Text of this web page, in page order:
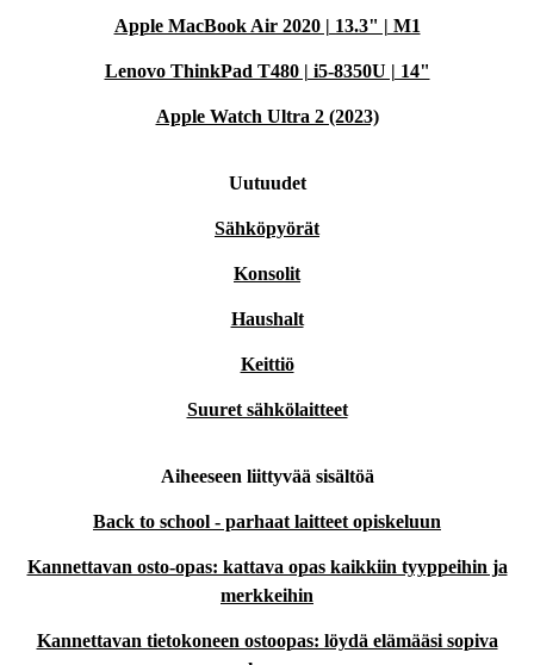
Apple MacBook Air 2020 | 13.3" | M1
Lenovo ThinkPad T480 | i5-8350U | 14"
Apple Watch Ultra 2 (2023)
Uutuudet
Sähköpyörät
Konsolit
Haushalt
Keittiö
Suuret sähkölaitteet
Aiheeseen liittyvää sisältöä
Back to school - parhaat laitteet opiskeluun
Kannettavan osto-opas: kattava opas kaikkiin tyyppeihin ja
merkkeihin
Kannettavan tietokoneen ostoopas: löydä elämääsi sopiva